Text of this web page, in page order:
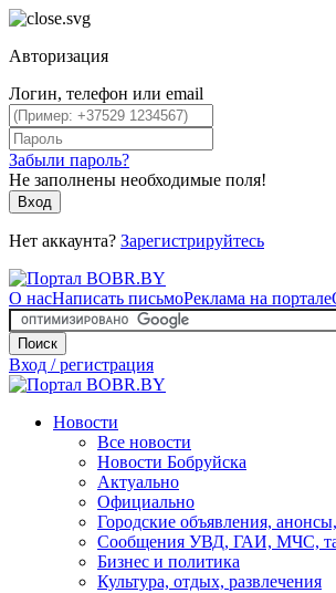
Авторизация
Логин, телефон или email
Забыли пароль?
Не заполнены необходимые поля!
Вход
Нет аккаунта? Зарегистрируйтесь
О насНаписать письмоРеклама на портале
Поиск
Вход / регистрация
Новости
Все новости
Новости Бобруйска
Актуально
Официально
Городские объявления,
Сообщения УВД, ГАИ, МЧС,
Бизнес и политика
Культура, отдых, развлечения